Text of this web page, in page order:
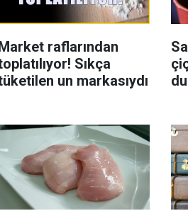
raflarından
Sıkça
un markasıydı